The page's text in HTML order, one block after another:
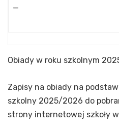
—
Obiady w roku szkolnym
Zapisy na obiady na
szkolny 2025/2026 do
strony internetowej szkoły w